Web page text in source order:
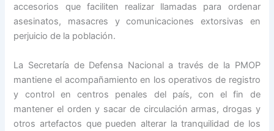
accesorios que faciliten realizar llamadas para ordenar
asesinatos, masacres y comunicaciones extorsivas en
perjuicio de la población.
La Secretaría de Defensa Nacional a través de la PMOP
mantiene el acompañamiento en los operativos de registro
y control en centros penales del país, con el fin de
mantener el orden y sacar de circulación armas, drogas y
otros artefactos que pueden alterar la tranquilidad de los